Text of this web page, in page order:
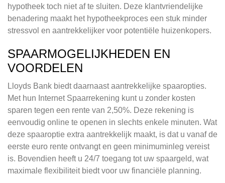
hypotheek toch niet af te sluiten. Deze klantvriendelijke
benadering maakt het hypotheekproces een stuk minder
stressvol en aantrekkelijker voor potentiële huizenkopers.
SPAARMOGELIJKHEDEN EN
VOORDELEN
Lloyds Bank biedt daarnaast aantrekkelijke spaaropties.
Met hun Internet Spaarrekening kunt u zonder kosten
sparen tegen een rente van 2,50%. Deze rekening is
eenvoudig online te openen in slechts enkele minuten. Wat
deze spaaroptie extra aantrekkelijk maakt, is dat u vanaf de
eerste euro rente ontvangt en geen minimuminleg vereist
is. Bovendien heeft u 24/7 toegang tot uw spaargeld, wat
maximale flexibiliteit biedt voor uw financiële planning.